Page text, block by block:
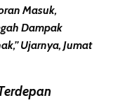
Masuk,
Dampak
Ujarnya, Jumat